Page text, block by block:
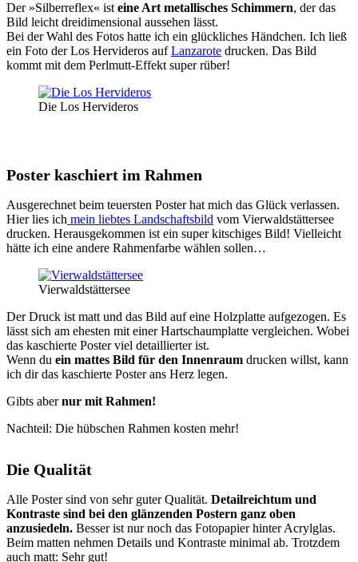
Der »Silberreflex« ist eine Art metallisches Schimmern, der das
Bild leicht dreidimensional aussehen lässt.
Bei der Wahl des Fotos hatte ich ein glückliches Händchen. Ich ließ
ein Foto der Los Hervideros aufLanzarote drucken. Das Bild
kommt mit dem Perlmutt-Effekt super rüber!
Die Los Hervideros
Poster kaschiert im Rahmen
Ausgerechnet beim teuersten Poster hat mich das Glück verlassen.
Hier lies ich mein liebtes Landschaftsbild vom Vierwaldstättersee
drucken. Herausgekommen ist ein super kitschiges Bild! Vielleicht
hätte ich eine andere Rahmenfarbe wählen sollen…
Vierwaldstättersee
Der Druck ist matt und das Bild auf eine Holzplatte aufgezogen. Es
lässt sich am ehesten mit einer Hartschaumplatte vergleichen. Wobei
das kaschierte Poster viel detaillierter ist.
Wenn du ein mattes Bild für den Innenraum drucken willst, kann
ich dir das kaschierte Poster ans Herz legen.
Gibts abernur mit Rahmen!
Nachteil: Die hübschen Rahmen kosten mehr!
Die Qualität
Alle Poster sind von sehr guter Qualität. Detailreichtum und
Kontraste sind bei den glänzenden Postern ganz oben
anzusiedeln. Besser ist nur noch das Fotopapier hinter Acrylglas.
Beim matten nehmen Details und Kontraste minimal ab. Trotzdem
auch matt: Sehr gut!